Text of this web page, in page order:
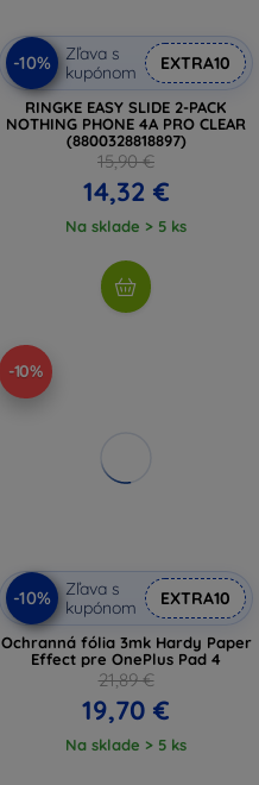
-10%
Zľava s
kupónom
EXTRA10
RINGKE EASY SLIDE 2-PACK
NOTHING PHONE 4A PRO CLEAR
(8800328818897)
15,90 €
14,32 €
Na sklade > 5 ks
-10%
-10%
Zľava s
kupónom
EXTRA10
Ochranná fólia 3mk Hardy Paper
Effect pre OnePlus Pad 4
21,89 €
19,70 €
Na sklade > 5 ks